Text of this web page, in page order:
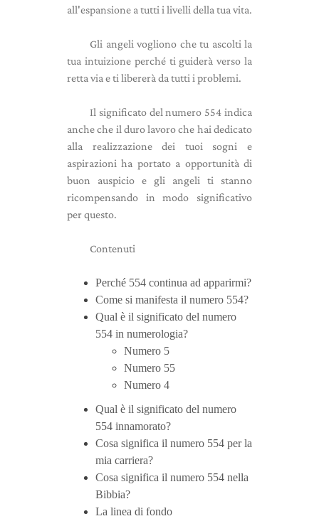
all'espansione a tutti i livelli della tua vita.
Gli angeli vogliono che tu ascolti la
tua intuizione perché ti guiderà verso la
retta via e ti libererà da tutti i problemi.
Il significato del numero 554 indica
anche che il duro lavoro che hai dedicato
alla realizzazione dei tuoi sogni e
aspirazioni ha portato a opportunità di
buon auspicio e gli angeli ti stanno
ricompensando in modo significativo
per questo.
Contenuti
Perché 554 continua ad apparirmi?
Come si manifesta il numero 554?
Qual è il significato del numero
554 in numerologia?
Numero 5
Numero 55
Numero 4
Qual è il significato del numero
554 innamorato?
Cosa significa il numero 554 per la
mia carriera?
Cosa significa il numero 554 nella
Bibbia?
La linea di fondo